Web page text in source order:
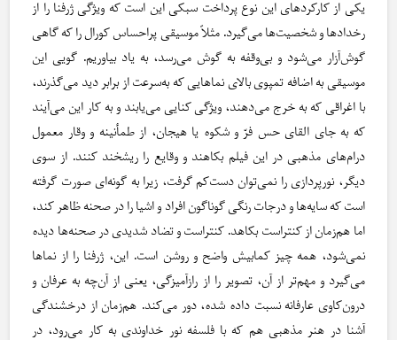
یکی از کارکردهای این نوع پرداخت سبکی این است که ویژگی ژرفنا را از
رخدادها و شخصیت‌ها می‌گیرد. مثلاً موسیقی پراحساس کورال را که گاهی
گوش‌آزار می‌شود و بی‌وقفه به گوش می‌رسد، به یاد بیاوریم. گویی این
موسیقی به اضافه تمپوی بالای نماهایی که به‌سرعت از برابر دید می‌گذرند،
با اغراقی که به خرج می‌دهند، ویژگی کنایی می‌یابند و به کار این می‌آیند
که به جای القای حس فرّ و شکوه یا هیجان، از طمأنینه و وقار معمول
درام‌های مذهبی در این فیلم بکاهند و وقایع را ریشخند کنند. از سوی
دیگر، نورپردازی را نمی‌توان دست‌کم گرفت، زیرا به گونه‌ای صورت گرفته
است که سایه‌ها و درجات رنگی گوناگون افراد و اشیا را در صحنه ظاهر کند،
اما هم‌زمان از کنتراست بکاهد. کنتراست و تضاد شدیدی در صحنه‌ها دیده
نمی‌شود، همه چیز کمابیش واضح و روشن است. این، ژرفنا را از نماها
می‌گیرد و مهم‌تر از آن، تصویر را از رازآمیزگی، یعنی از آن‌چه به عرفان و
درون‌کاوی عارفانه نسبت داده شده، دور می‌کند. هم‌زمان از درخشندگی
آشنا در هنر مذهبی هم که با فلسفه نور خداوندی به کار می‌رود، در